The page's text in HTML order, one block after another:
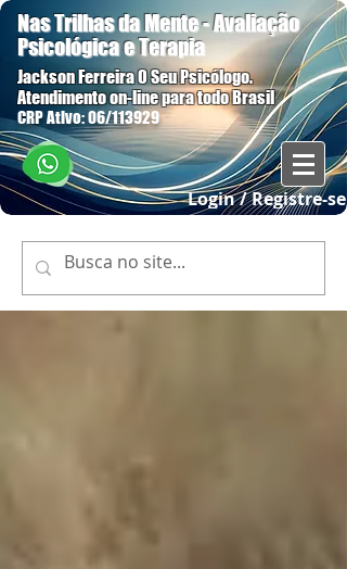
Login / Registre-se
Nas Trilhas da Mente - Avaliação
Psicológica e Terapia
Jackson Ferreira O Seu Psicólogo.
Atendimento on-line para todo Brasil
CRP Ativo: 06/113929